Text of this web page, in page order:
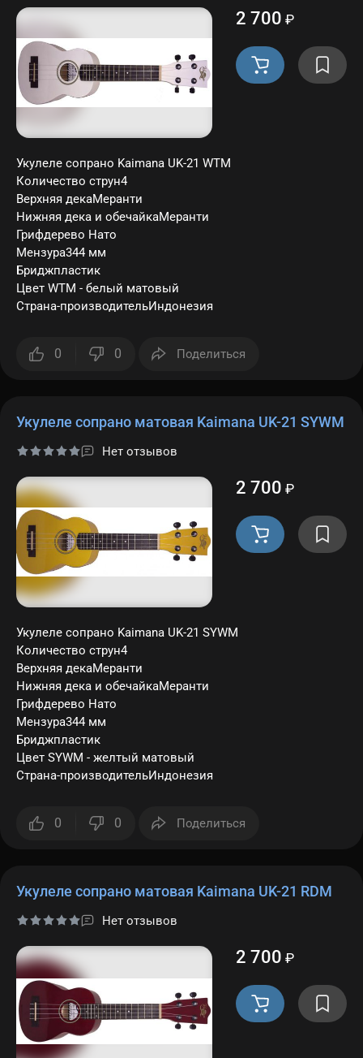
2 700 ₽
Укулеле сопрано Kaimana UK-21 WTM
Количество струн4
Верхняя декаМеранти
Нижняя дека и обечайкаМеранти
Грифдерево Нато
Мензура344 мм
Бриджпластик
Цвет WTM - белый матовый
Страна-производительИндонезия
0 0 Поделиться
Укулеле сопрано матовая Kaimana UK-21 SYWM
Нет отзывов
2 700 ₽
Укулеле сопрано Kaimana UK-21 SYWM
Количество струн4
Верхняя декаМеранти
Нижняя дека и обечайкаМеранти
Грифдерево Нато
Мензура344 мм
Бриджпластик
Цвет SYWM - желтый матовый
Страна-производительИндонезия
0 0 Поделиться
Укулеле сопрано матовая Kaimana UK-21 RDM
Нет отзывов
2 700 ₽